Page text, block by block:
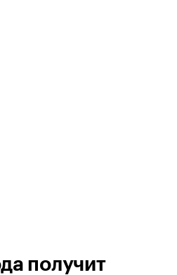
получит